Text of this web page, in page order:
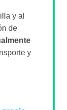
y al
de
y